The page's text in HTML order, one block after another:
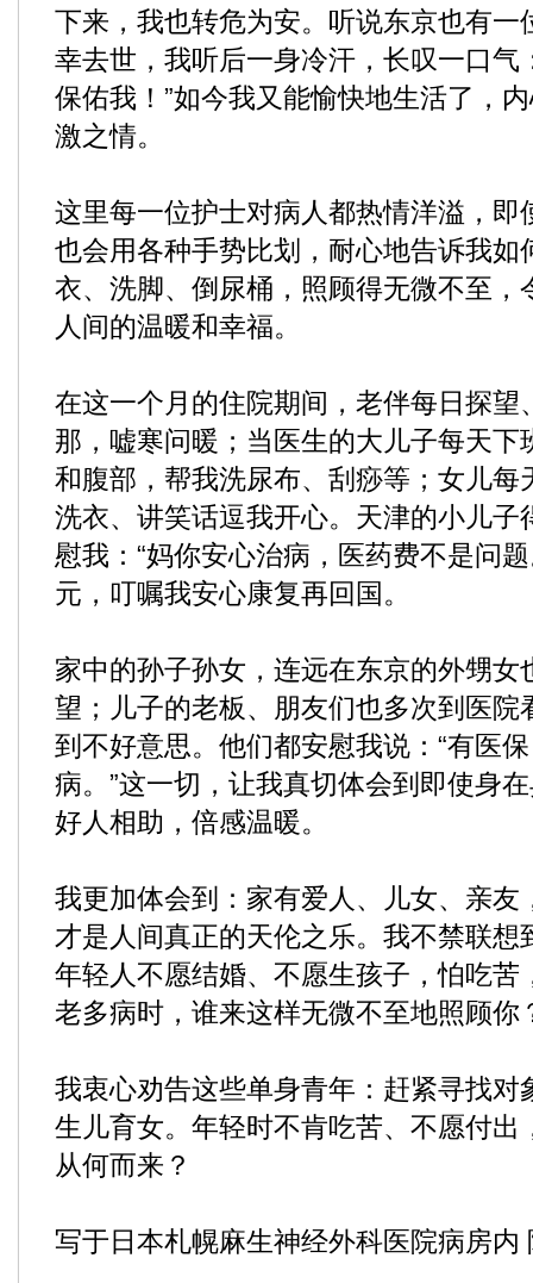
下来，我也转危为安。听说东京也有一
幸去世，我听后一身冷汗，长叹一口气
保佑我！”如今我又能愉快地生活了，
激之情。
这里每一位护士对病人都热情洋溢，即
也会用各种手势比划，耐心地告诉我如
衣、洗脚、倒尿桶，照顾得无微不至，
人间的温暖和幸福。
在这一个月的住院期间，老伴每日探望
那，嘘寒问暖；当医生的大儿子每天下
和腹部，帮我洗尿布、刮痧等；女儿每
洗衣、讲笑话逗我开心。天津的小儿子
慰我：“妈你安心治病，医药费不是问
元，叮嘱我安心康复再回国。
家中的孙子孙女，连远在东京的外甥女
望；儿子的老板、朋友们也多次到医院
到不好意思。他们都安慰我说：“有医
病。”这一切，让我真切体会到即使身
好人相助，倍感温暖。
我更加体会到：家有爱人、儿女、亲友
才是人间真正的天伦之乐。我不禁联想
年轻人不愿结婚、不愿生孩子，怕吃苦
老多病时，谁来这样无微不至地照顾你
我衷心劝告这些单身青年：赶紧寻找对
生儿育女。年轻时不肯吃苦、不愿付出
从何而来？
写于日本札幌麻生神经外科医院病房内